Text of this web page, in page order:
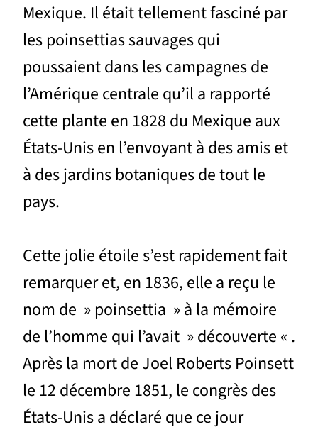
Mexique. Il était tellement fasciné par
les poinsettias sauvages qui
poussaient dans les campagnes de
l’Amérique centrale qu’il a rapporté
cette plante en 1828 du Mexique aux
États-Unis en l’envoyant à des amis et
à des jardins botaniques de tout le
pays.
Cette jolie étoile s’est rapidement fait
remarquer et, en 1836, elle a reçu le
nom de » poinsettia » à la mémoire
de l’homme qui l’avait » découverte « .
Après la mort de Joel Roberts Poinsett
le 12 décembre 1851, le congrès des
États-Unis a déclaré que ce jour